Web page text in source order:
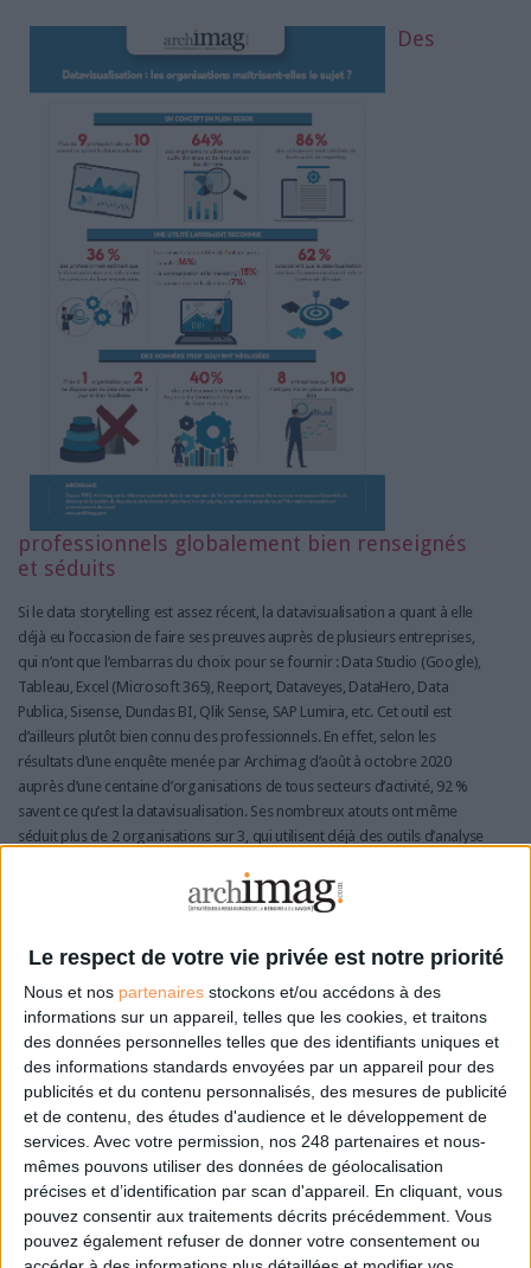
Le respect de votre vie privée est notre priorité
Nous et nos partenaires stockons et/ou accédons à des
informations sur un appareil, telles que les cookies, et traitons
des données personnelles telles que des identifiants uniques et
des informations standards envoyées par un appareil pour des
publicités et du contenu personnalisés, des mesures de publicité
et de contenu, des études d'audience et le développement de
services. Avec votre permission, nos 248 partenaires et nous-
mêmes pouvons utiliser des données de géolocalisation
précises et d’identification par scan d'appareil. En cliquant, vous
pouvez consentir aux traitements décrits précédemment. Vous
pouvez également refuser de donner votre consentement ou
Des
professionnels globalement bien renseignés
et séduits
Si le data storytelling est assez récent, la datavisualisation a quant à elle
déjà eu l’occasion de faire ses preuves auprès de plusieurs entreprises,
qui n’ont que l’embarras du choix pour se fournir : Data Studio (Google),
Tableau, Excel (Microsoft 365), Reeport, Dataveyes, DataHero, Data
Publica, Sisense, Dundas BI, Qlik Sense, SAP Lumira, etc. Cet outil est
d’ailleurs plutôt bien connu des professionnels. En effet, selon les
résultats d’une enquête menée par Archimag d’août à octobre 2020
auprès d’une centaine d’organisations de tous secteurs d’activité, 92 %
savent ce qu’est la datavisualisation. Ses nombreux atouts ont même
séduit plus de 2 organisations sur 3, qui utilisent déjà des outils d’analyse
démocratiser totalement, 36 % des sondés estiment néanmoins que
“quasiment tout le monde” pourrait bénéficier ou profiter déjà des outils
d’analyse des données. Service par service, ce sont pourtant les métiers
de la veille qui sont les plus nombreux à utiliser la datavisualisation (ou
seraient susceptibles de la faire), cités par 16 % des répondants. Suivent
la communication et le marketing (15 %), la direction et le service data
(tous deux à 7 %), et le commercial et l’administratif (à égalité avec 4 %).
En revanche, les ressources humaines et le service informatique seraient
les moins susceptibles d’en faire usage, n’étant cités par aucun
répondant.